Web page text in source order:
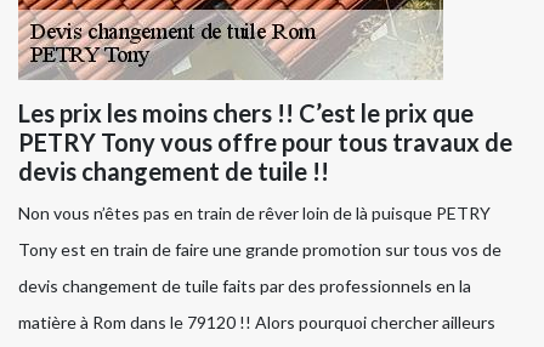
Les prix les moins chers !! C’est le prix que
PETRY Tony vous offre pour tous travaux de
devis changement de tuile !!
Non vous n’êtes pas en train de rêver loin de là puisque PETRY
Tony est en train de faire une grande promotion sur tous vos de
devis changement de tuile faits par des professionnels en la
matière à Rom dans le 79120 !! Alors pourquoi chercher ailleurs